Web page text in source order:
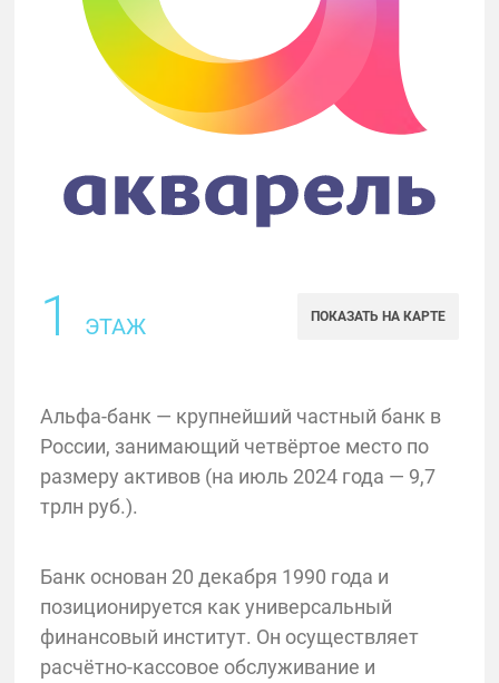
1 ЭТАЖ ПОКАЗАТЬ НА КАРТЕ
Альфа-банк — крупнейший частный банк в
России, занимающий четвёртое место по
размеру активов (на июль 2024 года — 9,7
трлн руб.).
Банк основан 20 декабря 1990 года и
позиционируется как универсальный
финансовый институт. Он осуществляет
расчётно-кассовое обслуживание и